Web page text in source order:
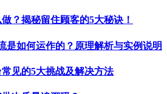
？揭秘留住顾客的5大秘诀！
是如何运作的？原理解析与实例说明
见的5大挑战及解决方法